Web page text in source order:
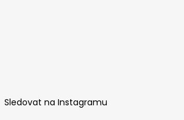
Sledovat na Instagramu